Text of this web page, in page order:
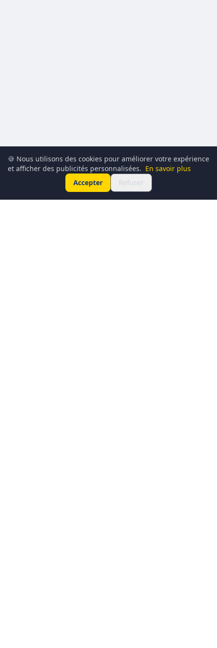
🍪 Nous utilisons des cookies pour améliorer votre expérience
et afficher des publicités personnalisées. En savoir plus
Accepter
Refuser